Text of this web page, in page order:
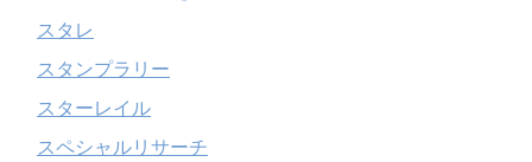
スタレ
スタンプラリー
スターレイル
スペシャルリサーチ